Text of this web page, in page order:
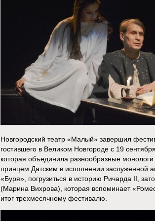
Новгородский театр «Малый» завершил
гостившего в Великом Новгороде с 19
которая объединила разнообразные монологи
принцем Датским в исполнении
«Буря», погрузиться в историю Ричарда II,
(Марина Вихрова), которая вспоминает
итог трехмесячному фестивалю.